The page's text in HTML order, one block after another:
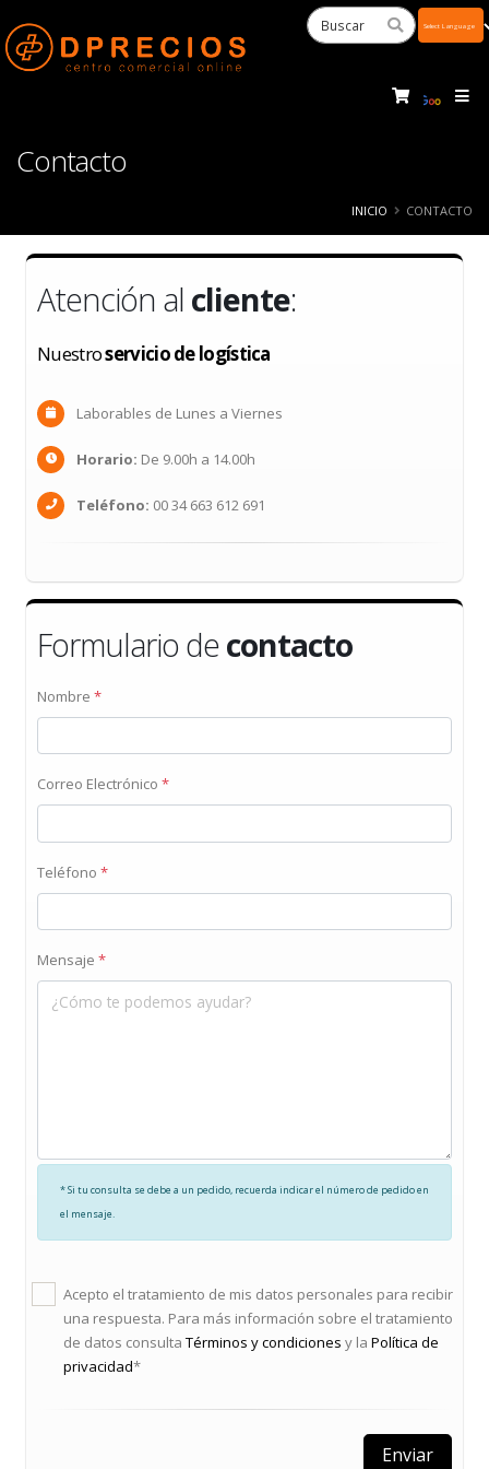
Contacto
INICIO CONTACTO
Atención al cliente:
Nuestroservicio de logística
Laborables de Lunes a Viernes
Horario: De 9.00h a 14.00h
Teléfono: 00 34 663 612 691
Formulario decontacto
Nombre *
Correo Electrónico *
Teléfono *
Mensaje *
* Si tu consulta se debe a un pedido, recuerda indicar el número de pedido en
el mensaje.
Acepto el tratamiento de mis datos personales para recibir
una respuesta. Para más información sobre el tratamiento
de datos consulta Términos y condiciones y la Política de
privacidad*